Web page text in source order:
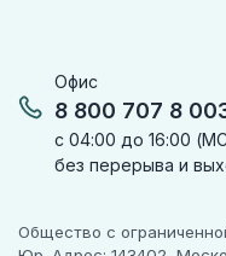
Офис
8 800 707 8
с 04:00 до 16:00
без перерыва и
Общество с